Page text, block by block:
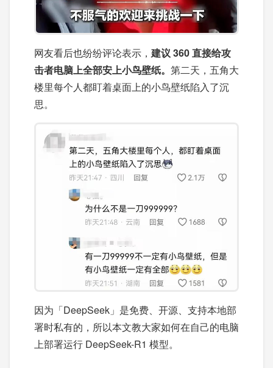
网友看后也纷纷评论表示， 建议 360 直接给攻
击者电脑上全部安上小鸟壁纸。 第二天，五角大
楼里每个人都盯着桌面上的小鸟壁纸陷入了沉
思。
因为「DeepSeek」是免费、开源、支持本地部
署时私有的，所以本文教大家如何在自己的电脑
上部署运行 DeepSeek-R1 模型。